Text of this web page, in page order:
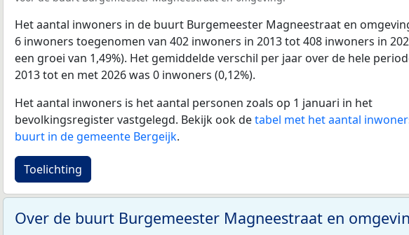
Het aantal inwoners in de buurt Burgemeester Magneestraat en
6 inwoners toegenomen van 402 inwoners in 2013 tot 408 inwoners in
een groei van 1,49%). Het gemiddelde verschil per jaar over de hele
2013 tot en met 2026 was 0 inwoners (0,12%).
Het aantal inwoners is het aantal personen zoals op 1 januari in het
bevolkingsregister vastgelegd. Bekijk ook detabel met het aantal
buurt in de gemeente Bergeijk.
Toelichting
Over de buurt Burgemeester Magneestraat en